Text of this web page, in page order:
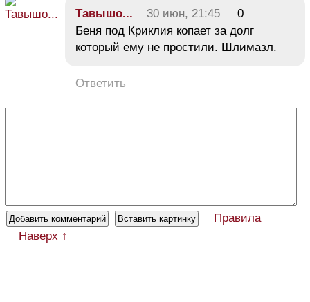
Тавышо... 30 июн, 21:45
0
Беня под Криклия копает за долг
который ему не простили. Шлимазл.
Ответить
Правила
Наверх ↑